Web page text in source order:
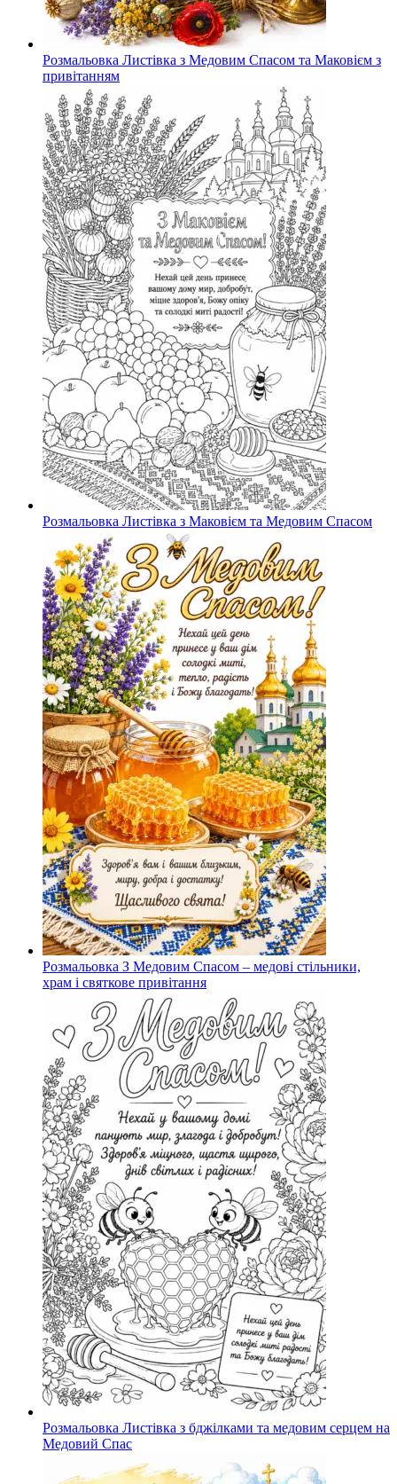
Розмальовка Листівка з Медовим Спасом та Маковієм з
привітанням
Розмальовка Листівка з Маковієм та Медовим Спасом
Розмальовка З Медовим Спасом – медові стільники,
храм і святкове привітання
Розмальовка Листівка з бджілками та медовим серцем на
Медовий Спас